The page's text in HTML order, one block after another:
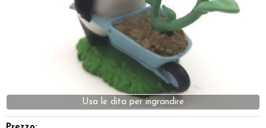
Giocattoli e Gadget
Offerte del DragoneUsa le dita per ingrandire